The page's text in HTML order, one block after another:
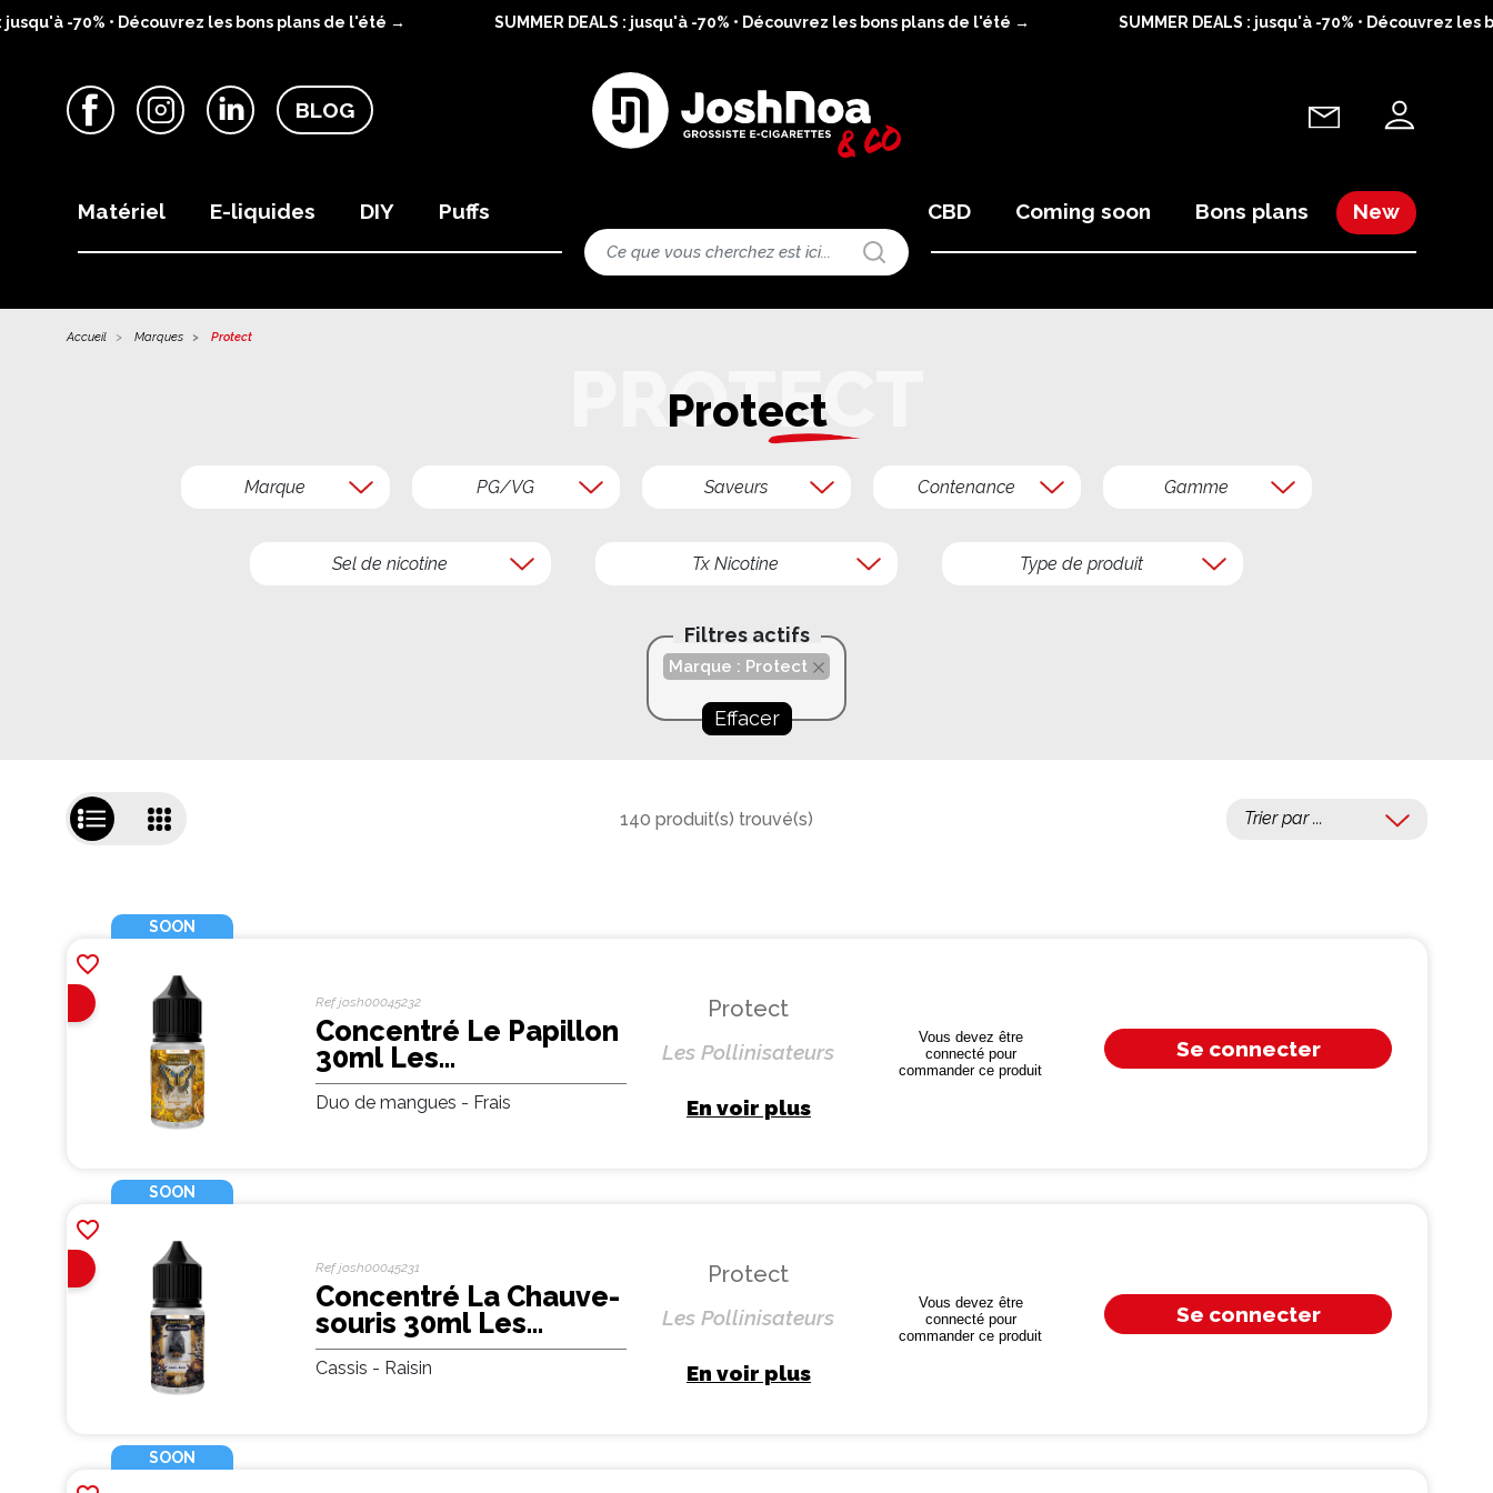
-70% • Découvrez les bons plans de l'été → SUMMER DEALS : jusqu'à -70% • Découvrez les bons plans de l'été → SUMMER DEALS : jusqu'à -70% • Découvrez les
BLOG
Matériel E-liquides DIY Puffs New
Bons plans
Coming soon
CBD
Accueil Marques Protect
Protect
Marque PG/VG Saveurs Contenance Gamme
Sel de nicotine Tx Nicotine Type de produit
Filtres actifs
Marque : Protect
Effacer
140 produit(s) trouvé(s)
SOON
favorite_border
Refjosh00045232
Concentré Le Papillon
30ml Les
Pollinisateurs -
Protect (5 pièces)
Duo de mangues - Frais
Protect
Les Pollinisateurs
En voir plus
Vous devez être
connecté pour
commander ce produit
Se connecter
SOON
favorite_border
Refjosh00045231
Concentré La Chauve-
souris 30ml Les
Pollinisateurs -
Protect (5 pièces)
Cassis - Raisin
Protect
Les Pollinisateurs
En voir plus
Vous devez être
connecté pour
commander ce produit
Se connecter
SOON